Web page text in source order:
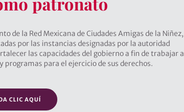
la Red Mexicana de Ciudades Amigas de la Niñez,
por las instancias designadas por la autoridad
las capacidades del gobierno a fin de trabajar a
para el ejercicio de sus derechos.
CLIC AQUÍ